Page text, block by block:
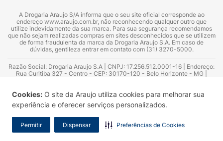
Cookies: O site da Araujo utiliza cookies para melhorar sua
experiência e oferecer serviços personalizados.
Permitir Dispensar Preferências de Cookies
A Drogaria Araujo S/A informa que o seu site oficial corresponde ao
endereço www.araujo.com.br, não reconhecendo qualquer outro que
utilize indevidamente da sua marca. Para sua segurança recomendamos
que não sejam realizadas compras em sites desconhecidos que se utilizem
de forma fraudulenta da marca da Drogaria Araujo S.A. Em caso de
dúvidas, gentileza entrar em contato com (31) 3270-5000.
Razão Social: Drogaria Araujo S.A | CNPJ: 17.256.512.0001-16 | Endereço:
Rua Curitiba 327 - Centro - CEP: 30170-120 - Belo Horizonte - MG |
Azevedo Guimarães – CRF 10.965 | Yasmin Silva Alvarenga – CRF 52.584 -
Consultor substituto: Thiago Aguiar Pinheiro - CRF Nº 13.748. Alvará
Sanitário: 2025020713 | Autorização de Funcionamento da Empresa (AFE):